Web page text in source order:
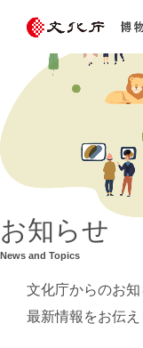
お知らせ
News and Topics
文化庁からのお
最新情報をお伝え